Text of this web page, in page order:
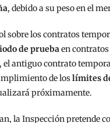
, debido a su peso en el
sobre los contratos
de pruebaen
el antiguo contrato
de loslímites
próximamente.
la Inspección pretende